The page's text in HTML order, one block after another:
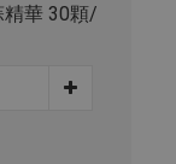
精華 30顆/